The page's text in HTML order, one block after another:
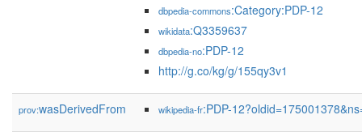
dbpedia-commons:Category:PDP-12
wikidata:Q3359637
dbpedia-no:PDP-12
http://g.co/kg/g/155qy3v1
prov:wasDerivedFrom wikipedia-fr:PDP-